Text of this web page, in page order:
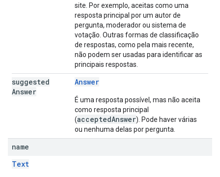
site. Por exemplo, aceitas como uma
resposta principal por um autor de
pergunta, moderador ou sistema de
votação. Outras formas de classificação
de respostas, como pela mais recente,
não podem ser usadas para identificar as
principais respostas.
suggested
Answer
Answer
É uma resposta possível, mas não aceita
como resposta principal
(acceptedAnswer). Pode haver várias
ou nenhuma delas por pergunta.
name
Text